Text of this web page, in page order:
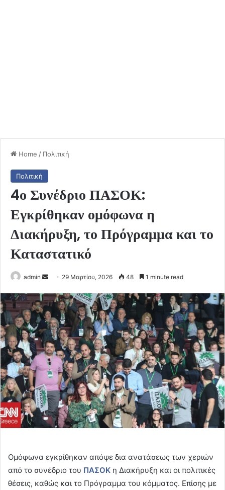
Home / Πολιτική
Πολιτική
4ο Συνέδριο ΠΑΣΟΚ:
Εγκρίθηκαν ομόφωνα η
Διακήρυξη, το Πρόγραμμα και το
Καταστατικό
admin
Send
email
29 Μαρτίου, 2026 48 1 minute read
Ομόφωνα εγκρίθηκαν απόψε δια ανατάσεως των χεριών
από το συνέδριο του ΠΑΣΟΚ η Διακήρυξη και οι πολιτικές
θέσεις, καθώς και το Πρόγραμμα του κόμματος. Επίσης με